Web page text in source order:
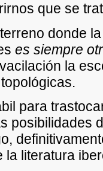
que se
donde
es siempre
la
para
posibilidades
la literatura